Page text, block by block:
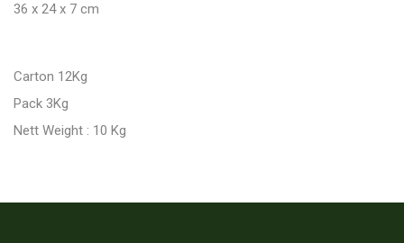
36 x 24 x 7 cm
Carton 12Kg
Pack 3Kg
Nett Weight : 10 Kg